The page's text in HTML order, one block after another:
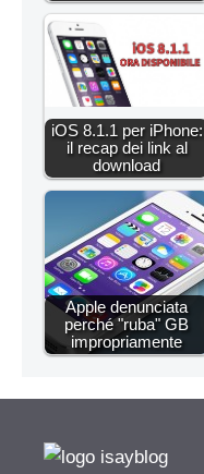
iOS 8.1.1 per iPhone:
il recap dei link al
download
Apple denunciata
perché "ruba" GB
impropriamente